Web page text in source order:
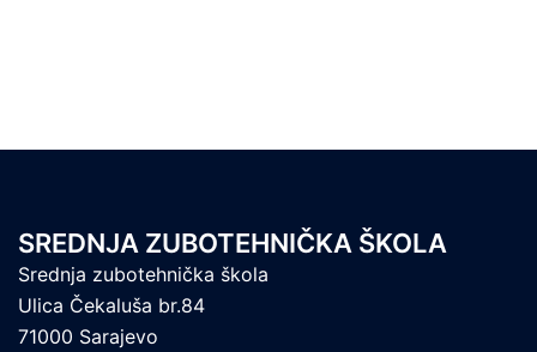
SREDNJA ZUBOTEHNIČKA ŠKOLA
Srednja zubotehnička škola
Ulica Čekaluša br.84
71000 Sarajevo